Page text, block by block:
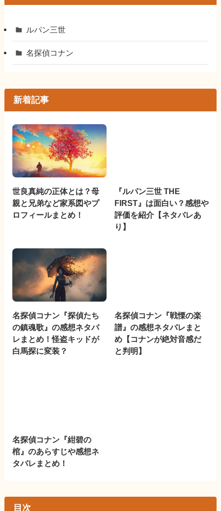
ルパン三世
名探偵コナン
新着記事
世良真純の正体とは？母
親と兄弟など家系図やプ
ロフィールまとめ！
『ルパン三世 THE
FIRST』は面白い？感想や
評価を紹介【ネタバレあ
り】
名探偵コナン『探偵たち
の鎮魂歌』の感想ネタバ
レまとめ！怪盗キッドが
白馬探に変装？
名探偵コナン『戦慄の楽
譜』の感想ネタバレまと
め【コナンが絶対音感だ
と判明】
名探偵コナン『紺碧の
棺』のあらすじや感想ネ
タバレまとめ！
目次